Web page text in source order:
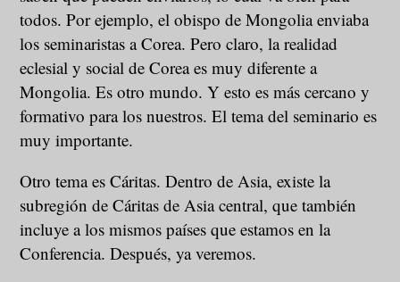
todos. Por ejemplo, el obispo de Mongolia enviaba
los seminaristas a Corea. Pero claro, la realidad
eclesial y social de Corea es muy diferente a
Mongolia. Es otro mundo. Y esto es más cercano y
formativo para los nuestros. El tema del seminario es
muy importante.
Otro tema es Cáritas. Dentro de Asia, existe la
subregión de Cáritas de Asia central, que también
incluye a los mismos países que estamos en la
Conferencia. Después, ya veremos.